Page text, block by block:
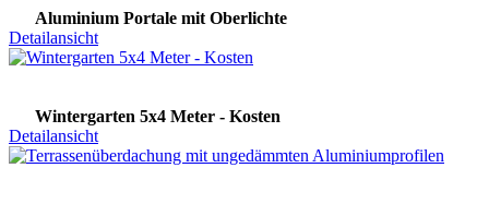
Aluminium Portale mit Oberlichte
Detailansicht
Wintergarten 5x4 Meter - Kosten
Detailansicht